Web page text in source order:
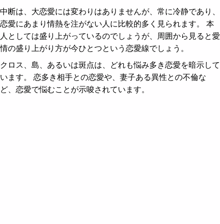
中断は、大恋愛には変わりはありませんが、常に冷静であり、
恋愛にあまり情熱を注がない人に比較的多く見られます。 本
人としては盛り上がっているのでしょうが、周囲から見ると愛
情の盛り上がり方が今ひとつという恋愛線でしょう。
クロス、島、あるいは斑点は、どれも悩み多き恋愛を暗示して
います。 恋多き相手との恋愛や、妻子ある異性との不倫な
ど、恋愛で悩むことが示唆されています。